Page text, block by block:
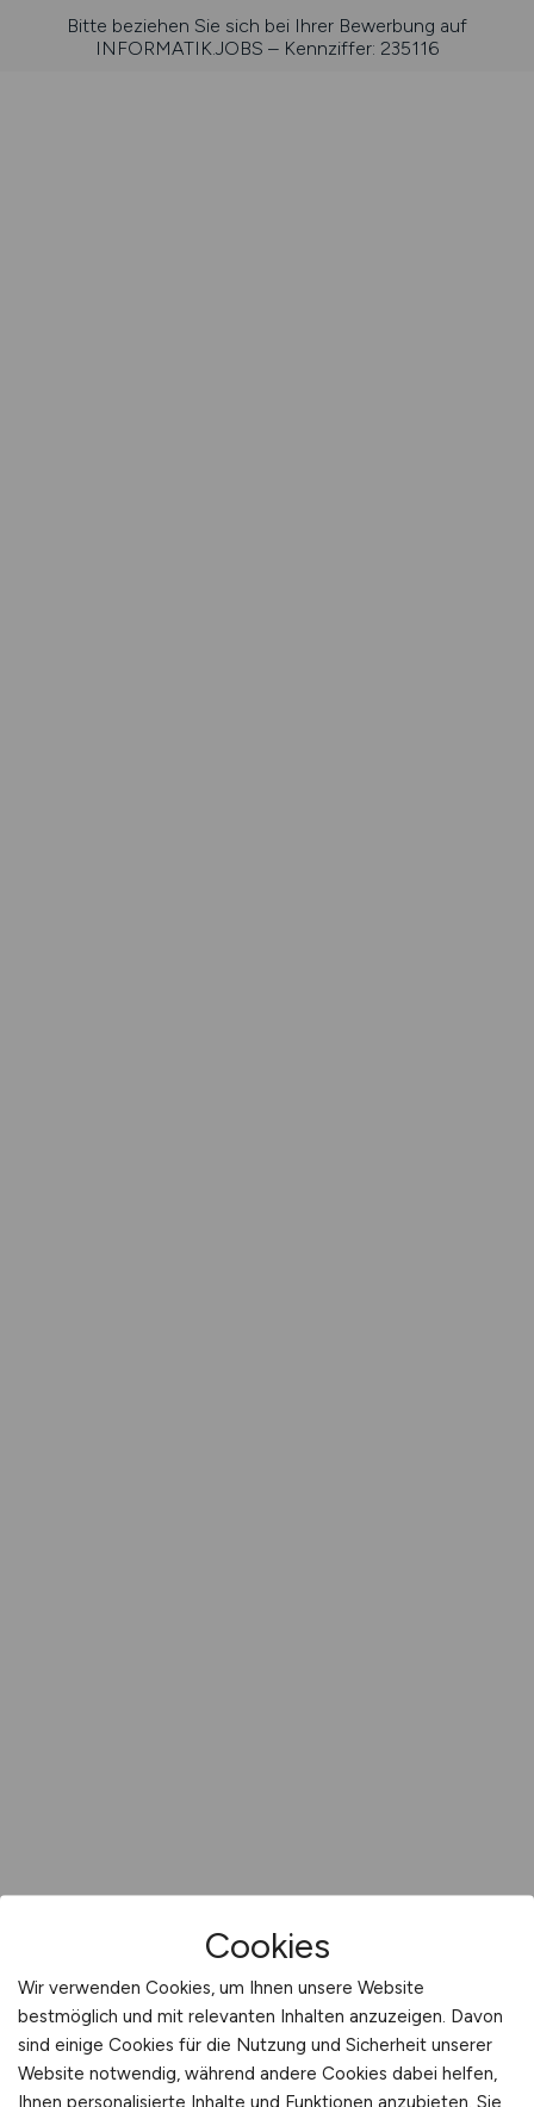
Bitte beziehen Sie sich bei Ihrer Bewerbung auf
INFORMATIK.JOBS – Kennziffer: 235116
Cookies
Wir verwenden Cookies, um Ihnen unsere Website
bestmöglich und mit relevanten Inhalten anzuzeigen. Davon
sind einige Cookies für die Nutzung und Sicherheit unserer
Website notwendig, während andere Cookies dabei helfen,
Ihnen personalisierte Inhalte und Funktionen anzubieten. Sie